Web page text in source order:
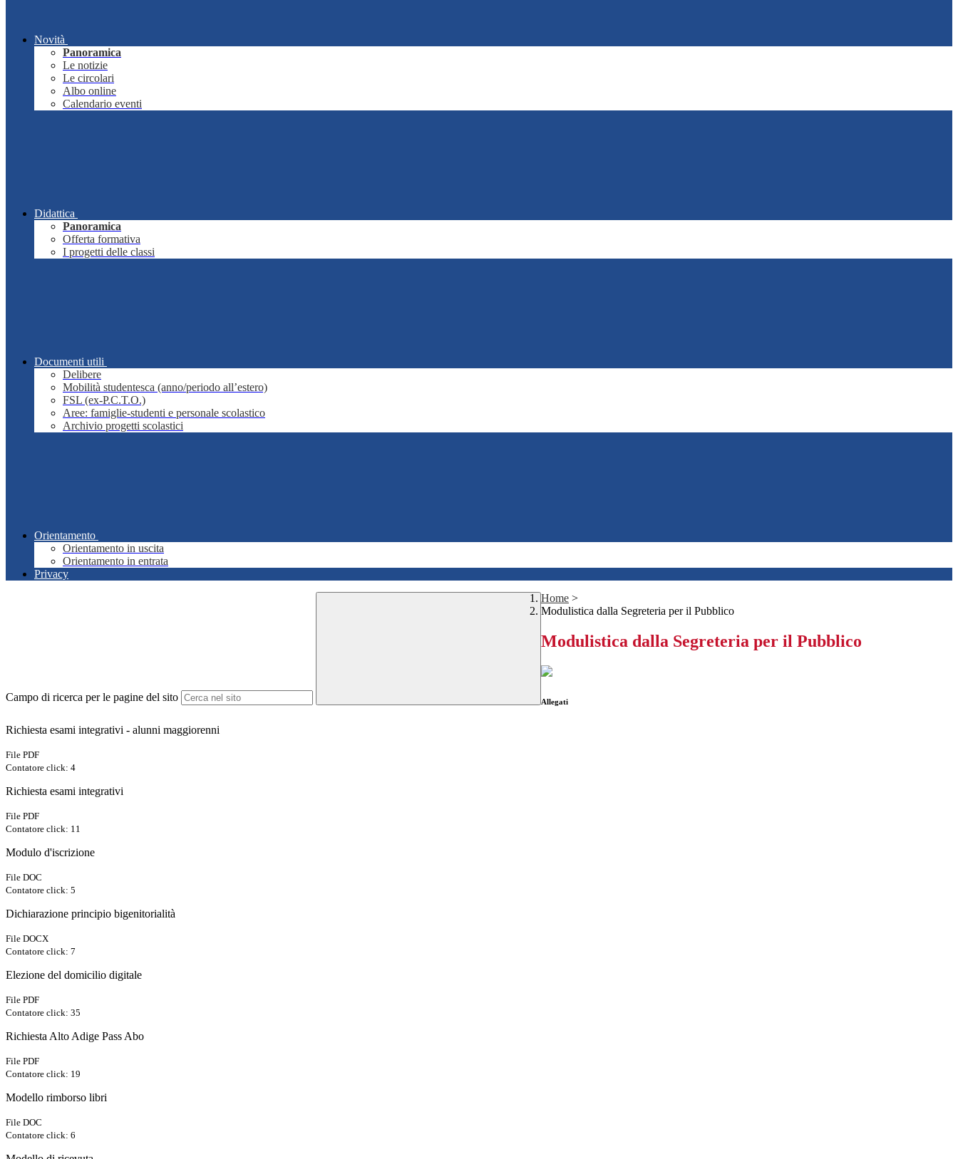
Novità
Panoramica
Le notizie
Le circolari
Albo online
Calendario eventi
Didattica
Panoramica
Offerta formativa
I progetti delle classi
Documenti utili
Delibere
Mobilità studentesca (anno/periodo all’estero)
FSL (ex-P.C.T.O.)
Aree: famiglie-studenti e personale scolastico
Archivio progetti scolastici
Orientamento
Orientamento in uscita
Orientamento in entrata
Privacy
Campo di ricerca per le pagine del sito
Home >
Modulistica dalla Segreteria per il Pubblico
Modulistica dalla Segreteria per il Pubblico
Allegati
Richiesta esami integrativi - alunni maggiorenni
File PDF
Contatore click: 4
Richiesta esami integrativi
File PDF
Contatore click: 11
Modulo d'iscrizione
File DOC
Contatore click: 5
Dichiarazione principio bigenitorialità
File DOCX
Contatore click: 7
Elezione del domicilio digitale
File PDF
Contatore click: 35
Richiesta Alto Adige Pass Abo
File PDF
Contatore click: 19
Modello rimborso libri
File DOC
Contatore click: 6